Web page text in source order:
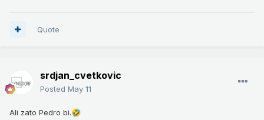
Quote
srdjan_cvetkovic
Posted May 11
Ali zato Pedro bi.🤣